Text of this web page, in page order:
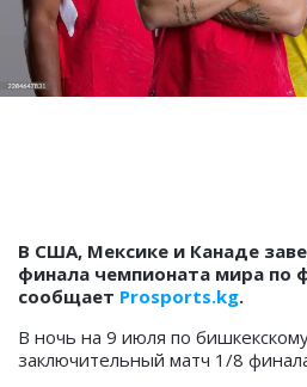
В США, Мексике и Канаде
финала чемпионата мира по
сообщает Prosports.kg.
В ночь на 9 июля по
заключительный матч 1/8